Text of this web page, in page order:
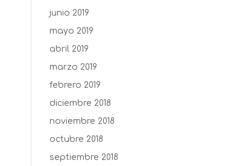
junio 2019
mayo 2019
abril 2019
marzo 2019
febrero 2019
diciembre 2018
noviembre 2018
octubre 2018
septiembre 2018